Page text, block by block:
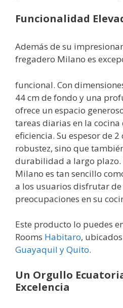
Funcionalidad
Además de su
fregadero Milano es
funcional. Con
44 cm de fondo y una
ofrece un espacio
tareas diarias en la
eficiencia. Su espesor de
robustez, sino que
durabilidad a largo
Milano es tan sencillo
a los usuarios disfrutar
preocupaciones en su
Este producto lo puedes
Rooms Habitaro,
Guayaquil y Quito.
Un Orgullo
Excelencia